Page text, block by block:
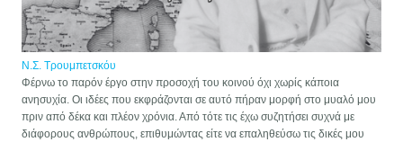
Ν.Σ. Τρουμπετσκόυ
Φέρνω το παρόν έργο στην προσοχή του κοινού όχι χωρίς κάποια
ανησυχία. Οι ιδέες που εκφράζονται σε αυτό πήραν μορφή στο μυαλό μου
πριν από δέκα και πλέον χρόνια. Από τότε τις έχω συζητήσει συχνά με
διάφορους ανθρώπους, επιθυμώντας είτε να επαληθεύσω τις δικές μου